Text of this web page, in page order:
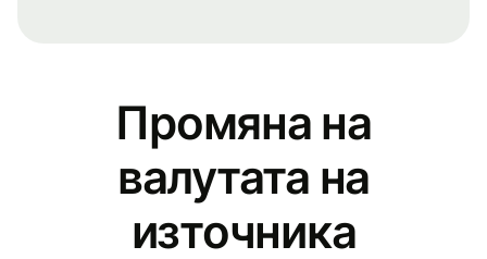
Промяна на
валутата на
източника